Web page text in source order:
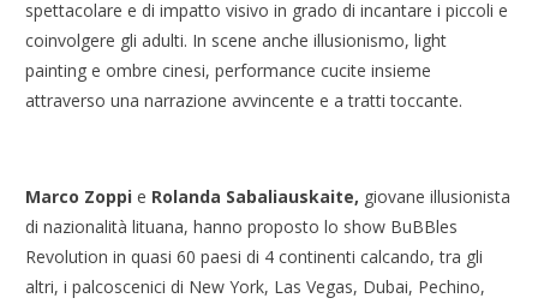
spettacolare e di impatto visivo in grado di incantare i piccoli e
coinvolgere gli adulti. In scene anche illusionismo, light
painting e ombre cinesi, performance cucite insieme
attraverso una narrazione avvincente e a tratti toccante.
Marco Zoppi e Rolanda Sabaliauskaite, giovane illusionista
di nazionalità lituana, hanno proposto lo show BuBBles
Revolution in quasi 60 paesi di 4 continenti calcando, tra gli
altri, i palcoscenici di New York, Las Vegas, Dubai, Pechino,